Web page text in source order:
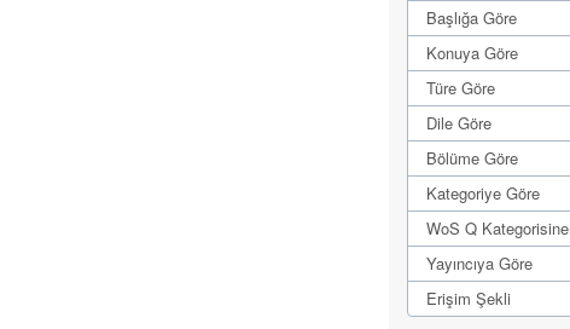
Başlığa Göre
Konuya Göre
Türe Göre
Dile Göre
Bölüme Göre
Kategoriye Göre
WoS Q
Yayıncıya Göre
Erişim Şekli